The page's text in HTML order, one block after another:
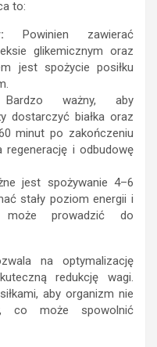
to:
Powinien zawierać
glikemicznym oraz
jest spożycie posiłku
ważny, aby
dostarczyć białka oraz
minut po zakończeniu
regenerację i odbudowę
jest spożywanie 4–6
stały poziom energii i
może prowadzić do
na optymalizację
redukcję wagi.
aby organizm nie
co może spowolnić